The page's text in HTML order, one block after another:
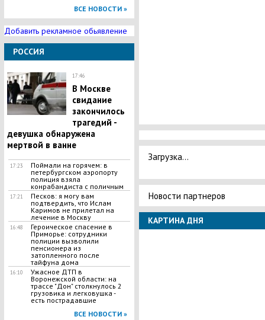
ВСЕ НОВОСТИ »
Добавить рекламное обьявление
РОССИЯ
17:46
В Москве
свидание
закончилось
трагедий -
девушка обнаружена
мертвой в ванне
17:23
Поймали на горячем: в
петербургском аэропорту
полиция взяла
конрабандиста с поличным
17:21
Песков: я могу вам
подтвердить, что Ислам
Каримов не прилетал на
лечение в Москву
16:48
Героическое спасение в
Приморье: сотрудники
полиции вызволили
пенсионера из
затопленного после
тайфуна дома
16:10
Ужасное ДТП в
Воронежской области: на
трассе "Дон" столкнулось 2
грузовика и легковушка -
есть пострадавшие
ВСЕ НОВОСТИ »
Загрузка...
Новости партнеров
КАРТИНА ДНЯ